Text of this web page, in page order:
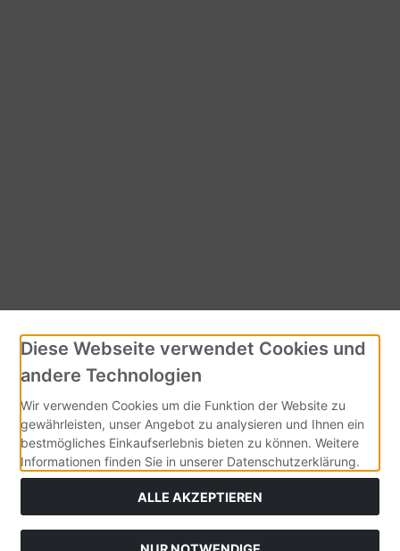
Diese Webseite verwendet Cookies und
andere Technologien
Wir verwenden Cookies um die Funktion der Website zu
gewährleisten, unser Angebot zu analysieren und Ihnen ein
bestmögliches Einkaufserlebnis bieten zu können. Weitere
Informationen finden Sie in unserer Datenschutzerklärung.
ALLE AKZEPTIEREN